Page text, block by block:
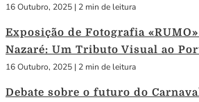
16 Outubro, 2025 | 2 min de leitura
Exposição de Fotografia
Nazaré: Um Tributo Visual ao
16 Outubro, 2025 | 2 min de leitura
Debate sobre o futuro do